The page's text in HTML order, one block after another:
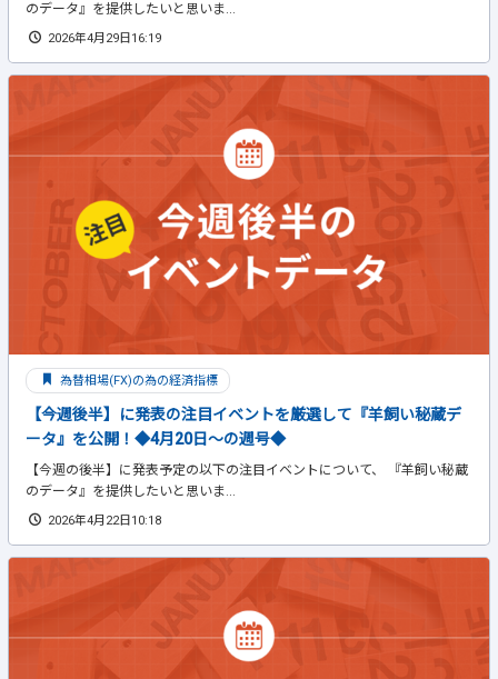
のデータ』を提供したいと思いま...
2026年4月29日16:19
為替相場(FX)の為の経済指標
【今週後半】に発表の注目イベントを厳選して『羊飼い秘蔵デ
ータ』を公開！◆4月20日～の週号◆
【今週の後半】に発表予定の以下の注目イベントについて、 『羊飼い秘蔵
のデータ』を提供したいと思いま...
2026年4月22日10:18